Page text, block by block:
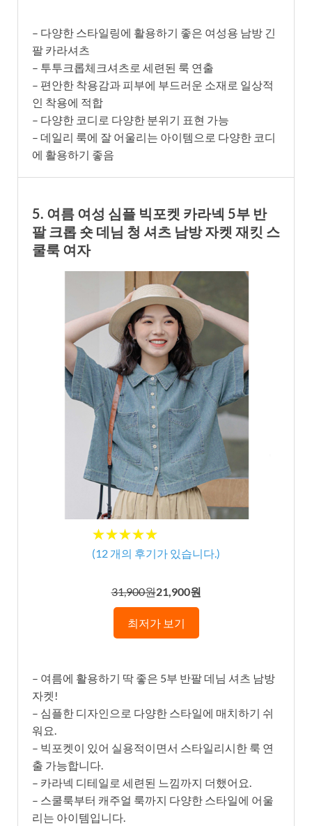
– 다양한 스타일링에 활용하기 좋은 여성용 남방 긴
팔 카라셔츠
– 투투크롭체크셔츠로 세련된 룩 연출
– 편안한 착용감과 피부에 부드러운 소재로 일상적
인 착용에 적합
– 다양한 코디로 다양한 분위기 표현 가능
– 데일리 룩에 잘 어울리는 아이템으로 다양한 코디
에 활용하기 좋음
5. 여름 여성 심플 빅포켓 카라넥 5부 반
팔 크롭 숏 데님 청 셔츠 남방 자켓 재킷 스
쿨룩 여자
★★★★★
★★★★★
(12 개의 후기가 있습니다.)
31,900원21,900원
최저가 보기
– 여름에 활용하기 딱 좋은 5부 반팔 데님 셔츠 남방
자켓!
– 심플한 디자인으로 다양한 스타일에 매치하기 쉬
워요.
– 빅포켓이 있어 실용적이면서 스타일리시한 룩 연
출 가능합니다.
– 카라넥 디테일로 세련된 느낌까지 더했어요.
– 스쿨룩부터 캐주얼 룩까지 다양한 스타일에 어울
리는 아이템입니다.